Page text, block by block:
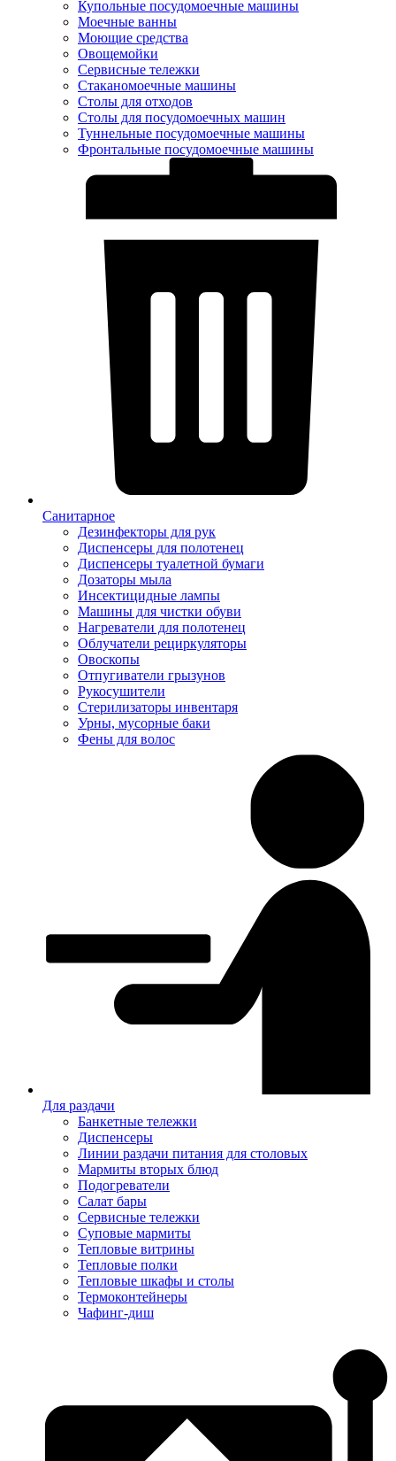
Купольные посудомоечные машины
Моечные ванны
Моющие средства
Овощемойки
Сервисные тележки
Стаканомоечные машины
Столы для отходов
Столы для посудомоечных машин
Туннельные посудомоечные машины
Фронтальные посудомоечные машины
Санитарное
Дезинфекторы для рук
Диспенсеры для полотенец
Диспенсеры туалетной бумаги
Дозаторы мыла
Инсектицидные лампы
Машины для чистки обуви
Нагреватели для полотенец
Облучатели рециркуляторы
Овоскопы
Отпугиватели грызунов
Рукосушители
Стерилизаторы инвентаря
Урны, мусорные баки
Фены для волос
Для раздачи
Банкетные тележки
Диспенсеры
Линии раздачи питания для столовых
Мармиты вторых блюд
Подогреватели
Салат бары
Сервисные тележки
Суповые мармиты
Тепловые витрины
Тепловые полки
Тепловые шкафы и столы
Термоконтейнеры
Чафинг-диш